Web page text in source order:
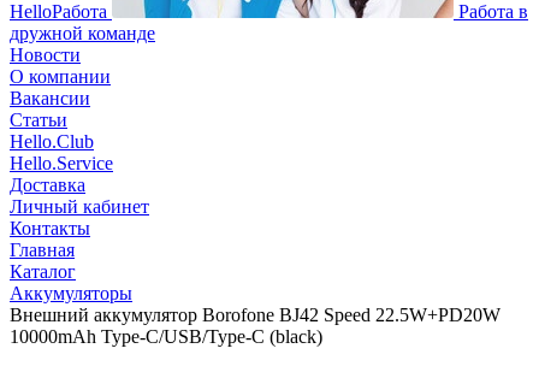
HelloРабота
Работа в
дружной команде
Новости
О компании
Вакансии
Статьи
Hello.Club
Hello.Service
Доставка
Личный кабинет
Контакты
Главная
Каталог
Аккумуляторы
Внешний аккумулятор Borofone BJ42 Speed 22.5W+PD20W
10000mAh Type-C/USB/Type-C (black)